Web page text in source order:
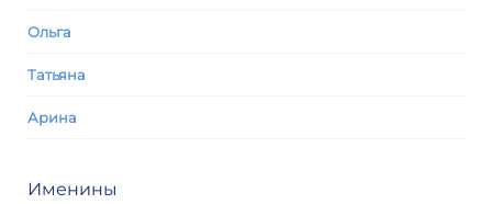
Ольга
Татьяна
Арина
Именины